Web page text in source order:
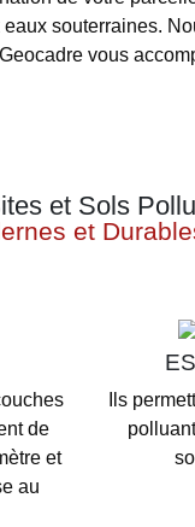
souterraines.
vous
et Sols
et
de
et
au
Ils